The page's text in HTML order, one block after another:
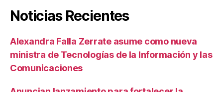
Noticias Recientes
Alexandra Falla Zerrate asume como nueva
ministra de Tecnologías de la Información y las
Comunicaciones